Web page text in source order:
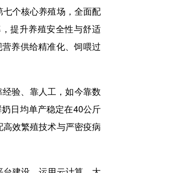
个核心养殖场，全面配
提升养殖安全性与舒适
养供给精准化、饲喂过
验、靠人工，如今靠数
日均单产稳定在40公斤
效繁殖技术与严密疫病